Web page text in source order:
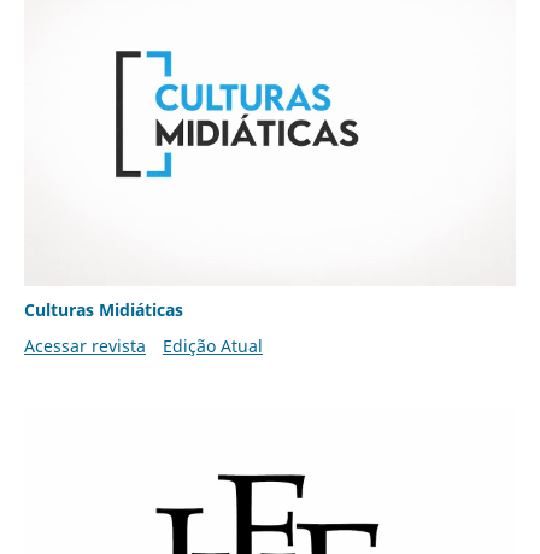
Culturas Midiáticas
Acessar revista
Edição Atual